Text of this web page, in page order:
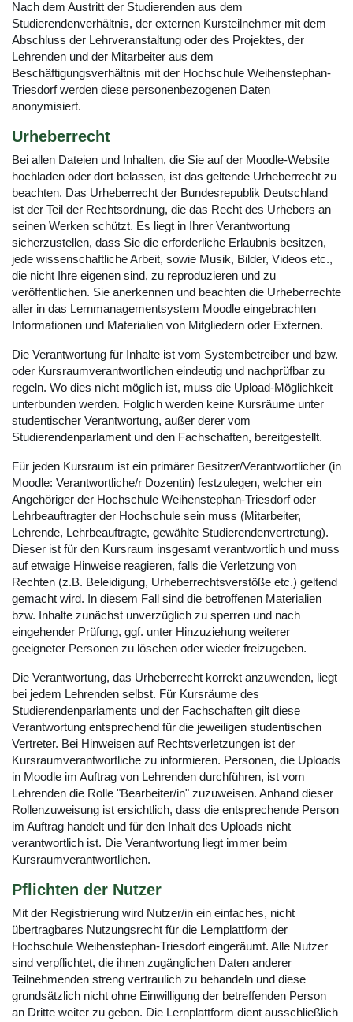
Nach dem Austritt der Studierenden aus dem
Studierendenverhältnis, der externen Kursteilnehmer mit dem
Abschluss der Lehrveranstaltung oder des Projektes, der
Lehrenden und der Mitarbeiter aus dem
Beschäftigungsverhältnis mit der Hochschule Weihenstephan-
Triesdorf werden diese personenbezogenen Daten
anonymisiert.
Urheberrecht
Bei allen Dateien und Inhalten, die Sie auf der Moodle-Website
hochladen oder dort belassen, ist das geltende Urheberrecht zu
beachten. Das Urheberrecht der Bundesrepublik Deutschland
ist der Teil der Rechtsordnung, die das Recht des Urhebers an
seinen Werken schützt. Es liegt in Ihrer Verantwortung
sicherzustellen, dass Sie die erforderliche Erlaubnis besitzen,
jede wissenschaftliche Arbeit, sowie Musik, Bilder, Videos etc.,
die nicht Ihre eigenen sind, zu reproduzieren und zu
veröffentlichen. Sie anerkennen und beachten die Urheberrechte
aller in das Lernmanagementsystem Moodle eingebrachten
Informationen und Materialien von Mitgliedern oder Externen.
Die Verantwortung für Inhalte ist vom Systembetreiber und bzw.
oder Kursraumverantwortlichen eindeutig und nachprüfbar zu
regeln. Wo dies nicht möglich ist, muss die Upload-Möglichkeit
unterbunden werden. Folglich werden keine Kursräume unter
studentischer Verantwortung, außer derer vom
Studierendenparlament und den Fachschaften, bereitgestellt.
Für jeden Kursraum ist ein primärer Besitzer/Verantwortlicher (in
Moodle: Verantwortliche/r Dozentin) festzulegen, welcher ein
Angehöriger der Hochschule Weihenstephan-Triesdorf oder
Lehrbeauftragter der Hochschule sein muss (Mitarbeiter,
Lehrende, Lehrbeauftragte, gewählte Studierendenvertretung).
Dieser ist für den Kursraum insgesamt verantwortlich und muss
auf etwaige Hinweise reagieren, falls die Verletzung von
Rechten (z.B. Beleidigung, Urheberrechtsverstöße etc.) geltend
gemacht wird. In diesem Fall sind die betroffenen Materialien
bzw. Inhalte zunächst unverzüglich zu sperren und nach
eingehender Prüfung, ggf. unter Hinzuziehung weiterer
geeigneter Personen zu löschen oder wieder freizugeben.
Die Verantwortung, das Urheberrecht korrekt anzuwenden, liegt
bei jedem Lehrenden selbst. Für Kursräume des
Studierendenparlaments und der Fachschaften gilt diese
Verantwortung entsprechend für die jeweiligen studentischen
Vertreter. Bei Hinweisen auf Rechtsverletzungen ist der
Kursraumverantwortliche zu informieren. Personen, die Uploads
in Moodle im Auftrag von Lehrenden durchführen, ist vom
Lehrenden die Rolle "Bearbeiter/in" zuzuweisen. Anhand dieser
Rollenzuweisung ist ersichtlich, dass die entsprechende Person
im Auftrag handelt und für den Inhalt des Uploads nicht
verantwortlich ist. Die Verantwortung liegt immer beim
Kursraumverantwortlichen.
Pflichten der Nutzer
Mit der Registrierung wird Nutzer/in ein einfaches, nicht
übertragbares Nutzungsrecht für die Lernplattform der
Hochschule Weihenstephan-Triesdorf eingeräumt. Alle Nutzer
sind verpflichtet, die ihnen zugänglichen Daten anderer
Teilnehmenden streng vertraulich zu behandeln und diese
grundsätzlich nicht ohne Einwilligung der betreffenden Person
an Dritte weiter zu geben. Die Lernplattform dient ausschließlich